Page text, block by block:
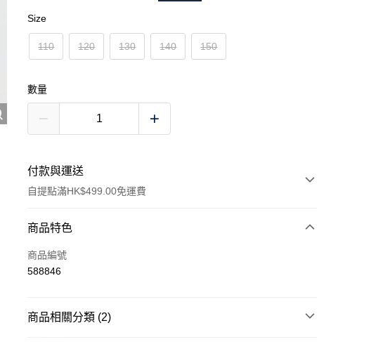
Size
110 120 130 140 150
數量
付款與運送
自提點滿HK$499.00免運費
付款方式
信用卡
商品特色
商品編號
588846
商品相關分類 (2)